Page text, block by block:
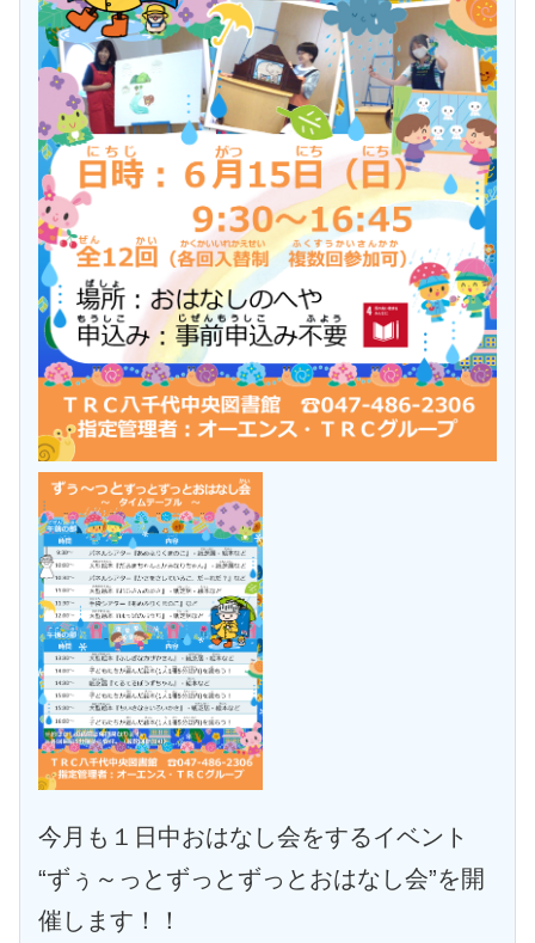
今月も１日中おはなし会をするイベント
“ずぅ～っとずっとずっとおはなし会”を開
催します！！